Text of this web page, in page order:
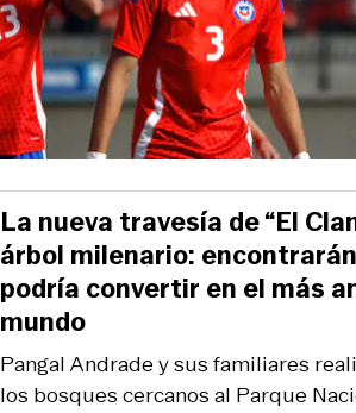
Pangal Andrade y sus familiares
los bosques cercanos al Parque
La nueva travesía de “El
árbol milenario:
podría convertir en el más
mundo